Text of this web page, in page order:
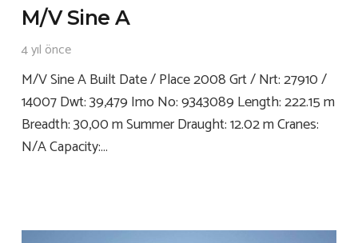
M/V Sine A
4 yıl önce
M/V Sine A Built Date / Place 2008 Grt / Nrt: 27910 /
14007 Dwt: 39,479 Imo No: 9343089 Length: 222.15 m
Breadth: 30,00 m Summer Draught: 12.02 m Cranes:
N/A Capacity:…